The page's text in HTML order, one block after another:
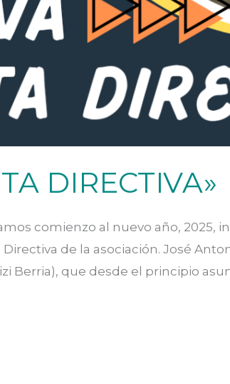
DIRECTIVA»
comienzo al nuevo año,
de la asociación. José
Berria), que desde el principio